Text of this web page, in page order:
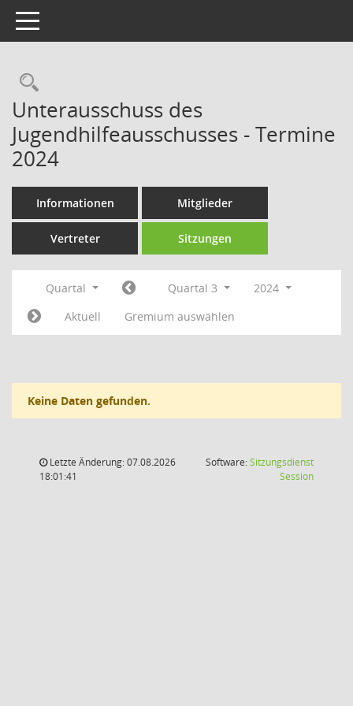
Toggle navigation
Rechercheauswahl
Unterausschuss des
Jugendhilfeausschusses - Termine
2024
Informationen Mitglieder
Vertreter Sitzungen
Quartal Quartal 3
2024
Aktuell
Gremium auswählen
Keine Daten gefunden.
Letzte Änderung: 07.08.2026
18:01:41
Software:Sitzungsdienst
Session(Wird in